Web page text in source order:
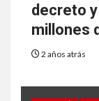
decreto
millones
2 años atrás